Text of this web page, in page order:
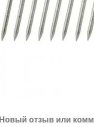
Новый отзыв или